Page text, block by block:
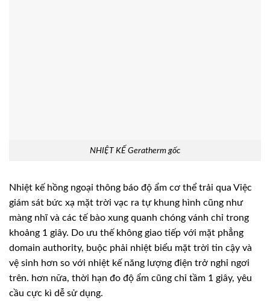
NHIỆT KẾ Geratherm gốc
Nhiệt kế hồng ngoại thông báo độ ẩm cơ thể trải qua Việc
giám sát bức xạ mặt trời vạc ra tự khung hình cũng như
màng nhĩ và các tế bào xung quanh chóng vánh chỉ trong
khoảng 1 giây. Do ưu thế không giao tiếp với mặt phẳng
domain authority, buộc phải nhiệt biểu mặt trời tin cậy và
vệ sinh hơn so với nhiệt kế năng lượng điện trở nghỉ ngơi
trên. hơn nữa, thời hạn đo độ ẩm cũng chỉ tầm 1 giây, yêu
cầu cực kì dễ sử dụng.